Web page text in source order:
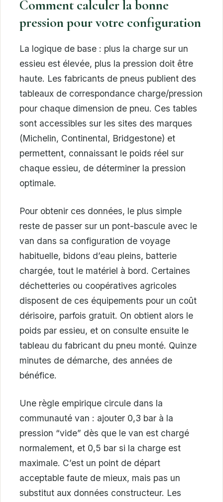
Comment calculer la bonne
pression pour votre configuration
La logique de base : plus la charge sur un
essieu est élevée, plus la pression doit être
haute. Les fabricants de pneus publient des
tableaux de correspondance charge/pression
pour chaque dimension de pneu. Ces tables
sont accessibles sur les sites des marques
(Michelin, Continental, Bridgestone) et
permettent, connaissant le poids réel sur
chaque essieu, de déterminer la pression
optimale.
Pour obtenir ces données, le plus simple
reste de passer sur un pont-bascule avec le
van dans sa configuration de voyage
habituelle, bidons d’eau pleins, batterie
chargée, tout le matériel à bord. Certaines
déchetteries ou coopératives agricoles
disposent de ces équipements pour un coût
dérisoire, parfois gratuit. On obtient alors le
poids par essieu, et on consulte ensuite le
tableau du fabricant du pneu monté. Quinze
minutes de démarche, des années de
bénéfice.
Une règle empirique circule dans la
communauté van : ajouter 0,3 bar à la
pression “vide” dès que le van est chargé
normalement, et 0,5 bar si la charge est
maximale. C’est un point de départ
acceptable faute de mieux, mais pas un
substitut aux données constructeur. Les